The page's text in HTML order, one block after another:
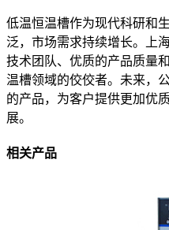
低温恒温槽作为现代科研和
泛，市场需求持续增长。上
技术团队、优质的产品质量
温槽领域的佼佼者。未来，
的产品，为客户提供更加优
展。
相关产品